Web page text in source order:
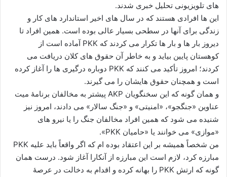
های تلویزیونی تحلیل خبری شدند.
این ها افرادی هستند که در سال های اخیر استاندارد های کار و
زندگی برای آنها در سطحی بسیار عالی بوده است. همین افراد تا
دیروز بار ها و بار ها تکرار می کردند که PKK آماده است از
کوهستان پایین بیاید و به خاطر آن حقوق های کلان دریافت می
کردند؛ امروز تأکید می کنند که PKK دوباره درگیری ها را آغاز کرده
است و همچنان حقوق هایشان را می گیرند.
و همان گونه که این سخنگویان AKP پیشتر به مخالفان برنامۀ میت
عناوین «جنگجو»، «امنیتی» و «جنگ سالار» می دادند، امروز نیز
شنیده می شود که همین افراد مخالفان جنگ را یا نیرو های
«موازی» می خوانند یا «حامیان PKK».
من شخصاً همیشه بر این اعتقاد بوده ام که اگر واقعاً باید علیه PKK
مبارزه کرد، لازم است این مبارزه از آنکارا آغاز شود. درست همان
گونه که ارتش PKK را بهانه کرده و اقدام به دخالت در عرصۀ